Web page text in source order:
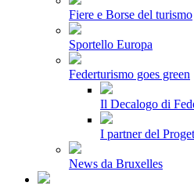
Fiere e Borse del turismo
Sportello Europa
Federturismo goes green
Il Decalogo di
I partner del
News da Bruxelles